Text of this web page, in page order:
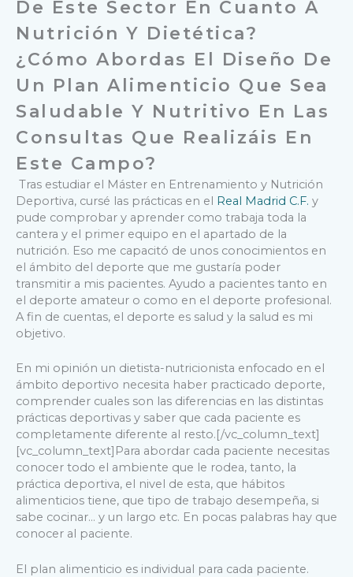
De Este Sector En Cuanto A
Nutrición Y Dietética?
¿Cómo Abordas El Diseño De
Un Plan Alimenticio Que Sea
Saludable Y Nutritivo En Las
Consultas Que Realizáis En
Este Campo?
Tras estudiar el Máster en Entrenamiento y Nutrición
Deportiva, cursé las prácticas en el Real Madrid C.F. y
pude comprobar y aprender como trabaja toda la
cantera y el primer equipo en el apartado de la
nutrición. Eso me capacitó de unos conocimientos en
el ámbito del deporte que me gustaría poder
transmitir a mis pacientes. Ayudo a pacientes tanto en
el deporte amateur o como en el deporte profesional.
A fin de cuentas, el deporte es salud y la salud es mi
objetivo.
En mi opinión un dietista-nutricionista enfocado en el
ámbito deportivo necesita haber practicado deporte,
comprender cuales son las diferencias en las distintas
prácticas deportivas y saber que cada paciente es
completamente diferente al resto.[/vc_column_text]
[vc_column_text] Para abordar cada paciente necesitas
conocer todo el ambiente que le rodea, tanto, la
práctica deportiva, el nivel de esta, que hábitos
alimenticios tiene, que tipo de trabajo desempeña, si
sabe cocinar… y un largo etc. En pocas palabras hay que
conocer al paciente.
El plan alimenticio es individual para cada paciente.